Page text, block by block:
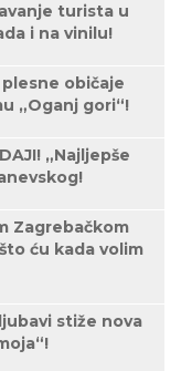
turista u
i na vinilu!
plesne običaje
„Oganj gori“!
„Najljepše
Zagrebačkom
ću kada volim
stiže nova